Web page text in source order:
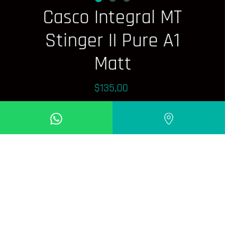
Casco Integral MT
Stinger II Pure A1
Matt
$135,00Precio